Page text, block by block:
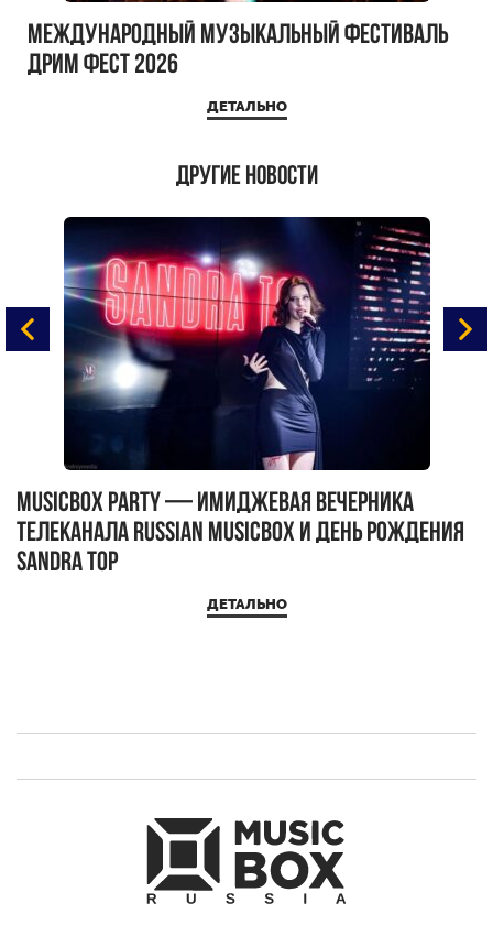
Международный музыкальный фестиваль
ДРИМ ФЕСТ 2026
ДЕТАЛЬНО
Другие новости
MUSICBOX PARTY — имиджевая вечерника
телеканала RUSSIAN MUSICBOX и день рождения
Sandra Top
ДЕТАЛЬНО